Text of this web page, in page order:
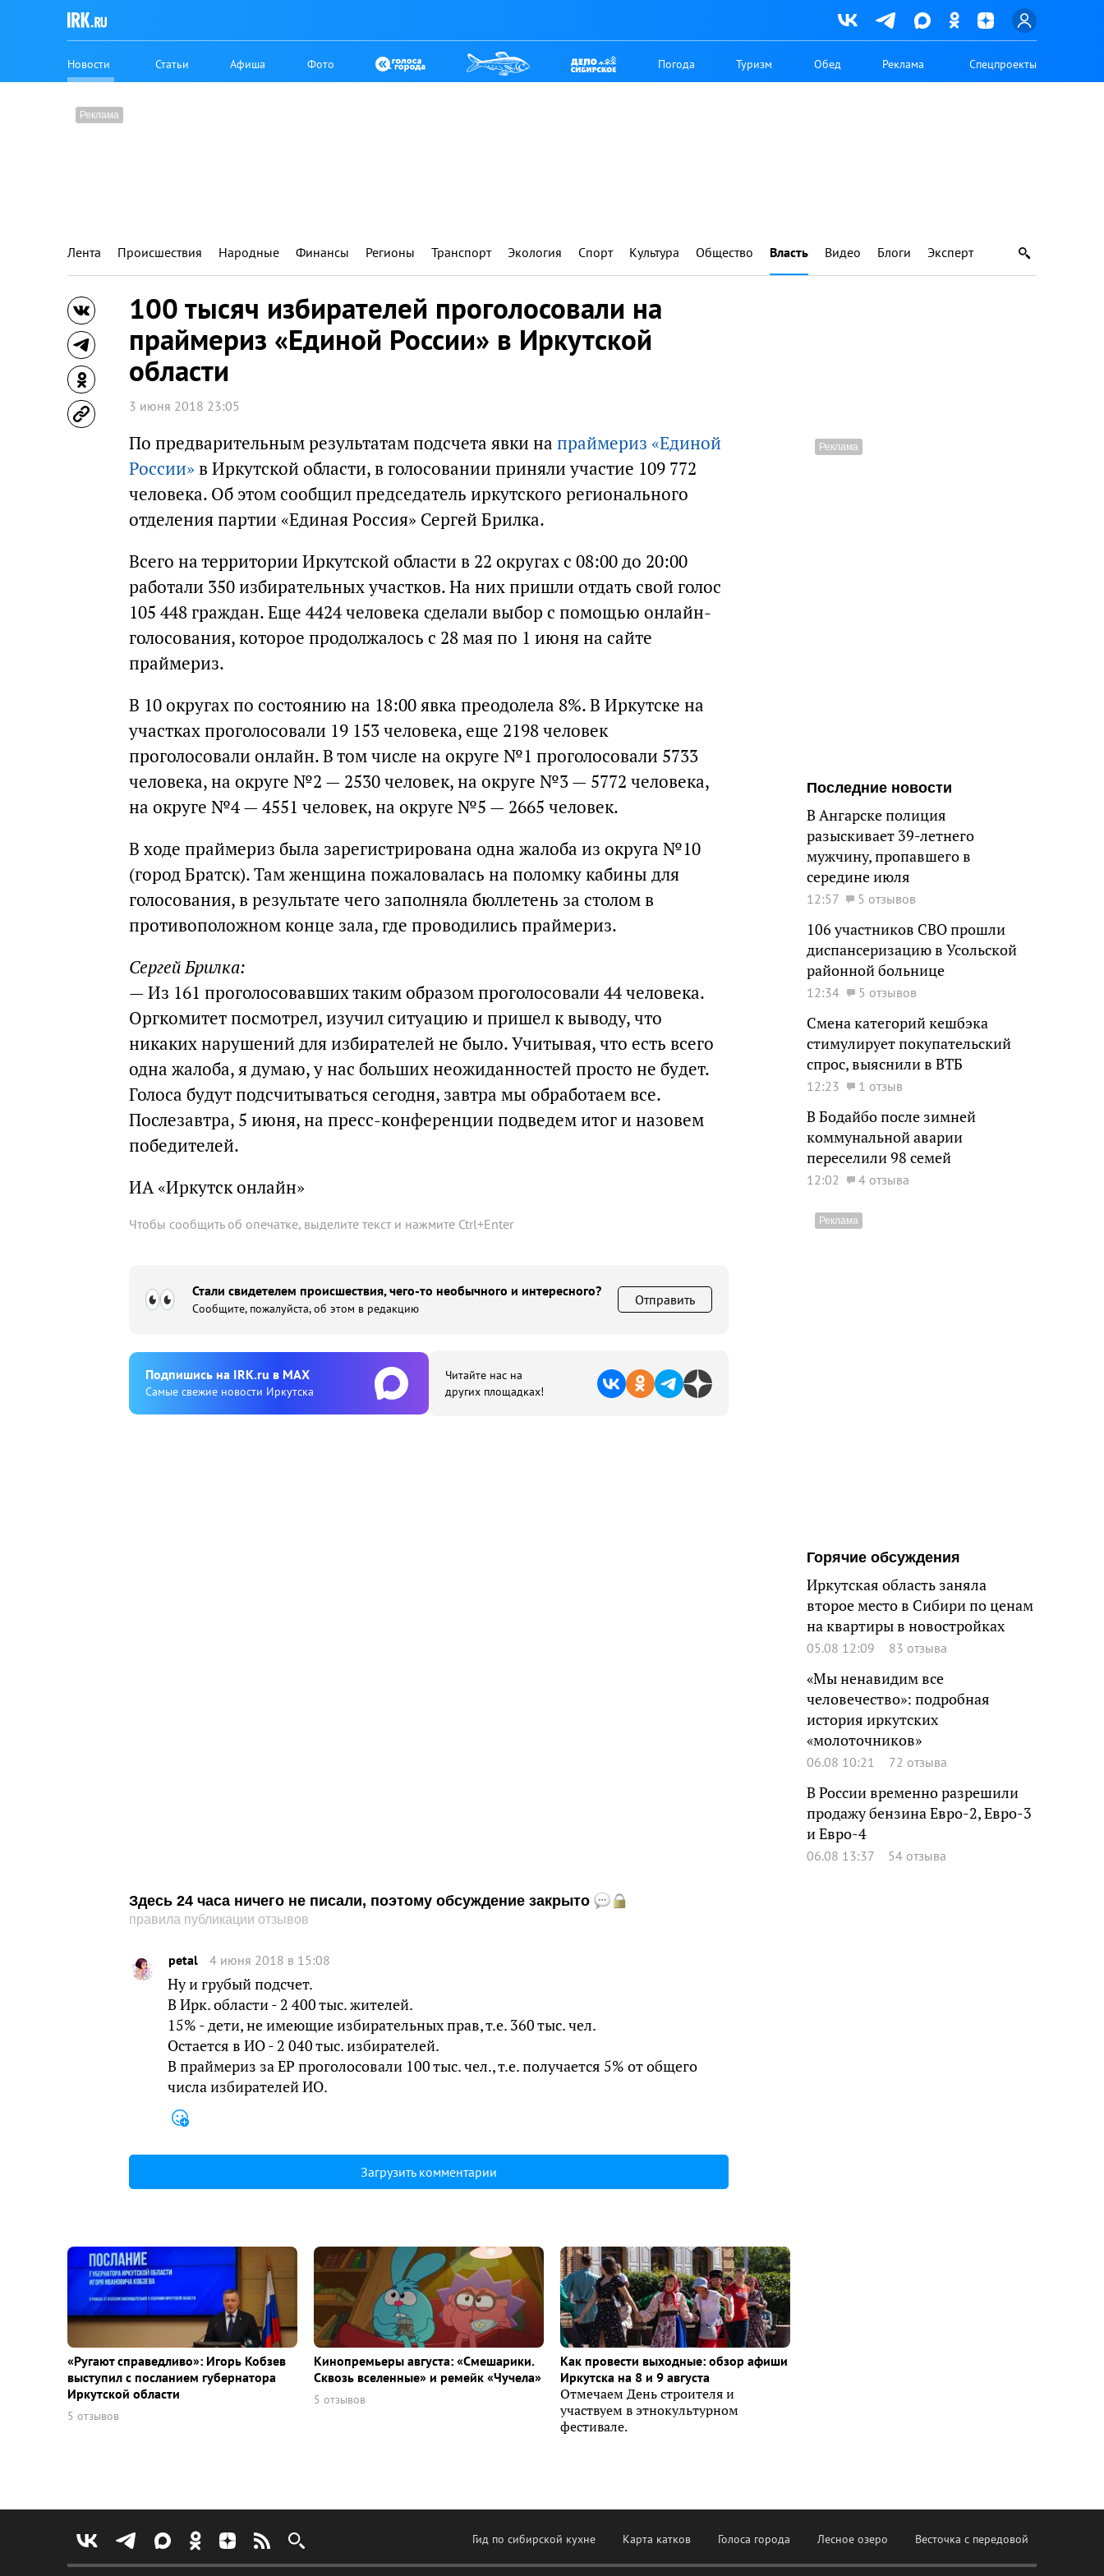
Новости Статьи Афиша Фото Погода Туризм Обед Реклама Спецпроекты
Лента Происшествия Народные Финансы Регионы Транспорт Экология Спорт Культура Общество Власть Видео Блоги Эксперт
100 тысяч избирателей проголосовали на
праймериз «Единой России» в Иркутской
области
3 июня 2018 23:05
По предварительным результатам подсчета явки на праймериз «Единой
России»в Иркутской области, в голосовании приняли участие 109 772
человека. Об этом сообщил председатель иркутского регионального
отделения партии «Единая Россия» Сергей Брилка.
Всего на территории Иркутской области в 22 округах с 08:00 до 20:00
работали 350 избирательных участков. На них пришли отдать свой голос
105 448 граждан. Еще 4424 человека сделали выбор с помощью онлайн-
голосования, которое продолжалось с 28 мая по 1 июня на сайте
праймериз.
В 10 округах по состоянию на 18:00 явка преодолела 8%. В Иркутске на
участках проголосовали 19 153 человека, еще 2198 человек
проголосовали онлайн. В том числе на округе №1 проголосовали 5733
человека, на округе №2 — 2530 человек, на округе №3 — 5772 человека,
на округе №4 — 4551 человек, на округе №5 — 2665 человек.
В ходе праймериз была зарегистрирована одна жалоба из округа №10
(город Братск). Там женщина пожаловалась на поломку кабины для
голосования, в результате чего заполняла бюллетень за столом в
противоположном конце зала, где проводились праймериз.
Сергей Брилка:
— Из 161 проголосовавших таким образом проголосовали 44 человека.
Оргкомитет посмотрел, изучил ситуацию и пришел к выводу, что
никаких нарушений для избирателей не было. Учитывая, что есть всего
одна жалоба, я думаю, у нас больших неожиданностей просто не будет.
Голоса будут подсчитываться сегодня, завтра мы обработаем все.
Послезавтра, 5 июня, на пресс-конференции подведем итог и назовем
победителей.
ИА «Иркутск онлайн»
Чтобы сообщить об опечатке, выделите текст и нажмите Ctrl+Enter
Стали свидетелем происшествия, чего-то необычного и интересного?
Сообщите, пожалуйста, об этом в редакцию
Отправить
Подпишиcь на IRK.ru в MAX
Cамые свежие новости Иркутска
Читайте нас на
других площадках!
Здесь 24 часа ничего не писали, поэтому обсуждение закрыто
правила публикации отзывов
petal 4 июня 2018 в 15:08
Ну и грубый подсчет.
В Ирк. области - 2 400 тыс. жителей.
15% - дети, не имеющие избирательных прав, т.е. 360 тыс. чел.
Остается в ИО - 2 040 тыс. избирателей.
В праймериз за ЕР проголосовали 100 тыс. чел., т.е. получается 5% от общего
числа избирателей ИО.
Загрузить комментарии
Последние новости
В Ангарске полиция
разыскивает 39-летнего
мужчину, пропавшего в
середине июля
12:57 5 отзывов
106 участников СВО прошли
диспансеризацию в Усольской
районной больнице
12:34 5 отзывов
Смена категорий кешбэка
стимулирует покупательский
спрос, выяснили в ВТБ
12:23 1 отзыв
В Бодайбо после зимней
коммунальной аварии
переселили 98 семей
12:02 4 отзыва
Горячие обсуждения
Иркутская область заняла
второе место в Сибири по ценам
на квартиры в новостройках
05.08 12:09 83 отзыва
«Мы ненавидим все
человечество»: подробная
история иркутских
«молоточников»
06.08 10:21 72 отзыва
В России временно разрешили
продажу бензина Евро-2, Евро-3
и Евро-4
06.08 13:37 54 отзыва
«Ругают справедливо»: Игорь Кобзев
выступил с посланием губернатора
Иркутской области
5 отзывов
Кинопремьеры августа: «Смешарики.
Сквозь вселенные» и ремейк «Чучела»
5 отзывов
Как провести выходные: обзор афиши
Иркутска на 8 и 9 августа
Отмечаем День строителя и
участвуем в этнокультурном
фестивале.
Гид по сибирской кухне Карта катков Голоса города Лесное озеро Весточка с передовой